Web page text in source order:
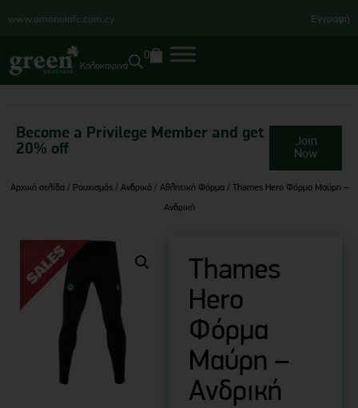
www.omonoiafc.com.cy Εγγραφή
Καλοκαιρινά
0
Become a Privilege Member and get
20% off
Join
Now
Αρχική σελίδα / Ρουχισμός/ Ανδρικά / Αθλητική Φόρμα / Thames Hero Φόρμα Μαύρη –
Ανδρική
Thames
Hero
Φόρμα
Μαύρη –
Ανδρική